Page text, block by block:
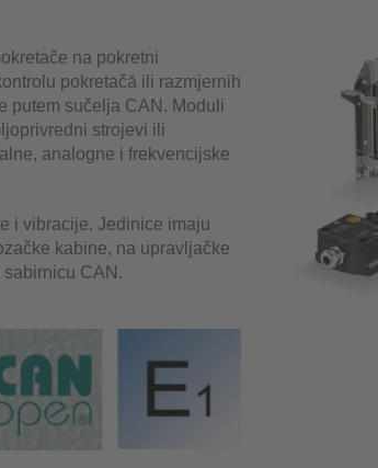
na pokretni
pokretačā ili razmjernih
putem sučelja CAN. Moduli
strojevi ili
analogne i frekvencijske
i vibracije. Jedinice imaju
kabine, na upravljačke
CAN.